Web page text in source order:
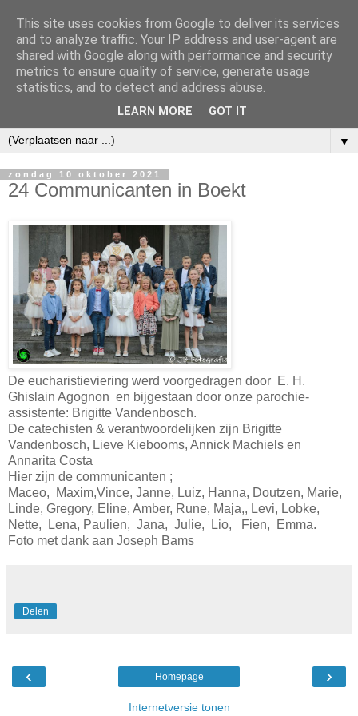
▼
zondag 10 oktober 2021
24 Communicanten in Boekt
De eucharistieviering werd voorgedragen door E. H.
Ghislain Agognon en bijgestaan door onze parochie-
assistente: Brigitte Vandenbosch.
De catechisten & verantwoordelijken zijn Brigitte
Vandenbosch, Lieve Kiebooms, Annick Machiels en
Annarita Costa
Hier zijn de communicanten ;
Maceo, Maxim,Vince, Janne, Luiz, Hanna, Doutzen, Marie,
Linde, Gregory, Eline, Amber, Rune, Maja,, Levi, Lobke,
Nette, Lena, Paulien, Jana, Julie, Lio, Fien, Emma.
Foto met dank aan Joseph Bams
Delen
‹ ›
Homepage
Internetversie tonen
This site uses cookies from Google to deliver its services
and to analyze traffic. Your IP address and user-agent are
shared with Google along with performance and security
metrics to ensure quality of service, generate usage
statistics, and to detect and address abuse.
LEARN MORE GOT IT